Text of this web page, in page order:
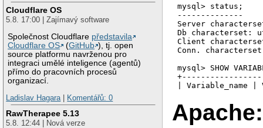
Cloudflare OS
5.8. 17:00 | Zajímavý software
Společnost Cloudflare představila
Cloudflare OS
(GitHub ), tj. open
source platformu navrženou pro
integraci umělé inteligence (agentů)
přímo do pracovních procesů
organizací.
Ladislav Hagara| Komentářů: 0
RawTherapee 5.13
5.8. 12:44 | Nová verze
mysql> status;
--------------
Server
Db characterset:
Client
Conn.
mysql> SHOW
| Variable_name |
|
|
|
Apache: